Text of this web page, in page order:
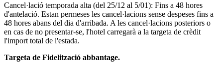
Cancel·lació temporada alta (del 25/12 al 5/01): Fins a 48 hores
d'antelació. Estan permeses les cancel·lacions sense despeses fins a
48 hores abans del dia d'arribada. A les cancel·lacions posteriors o
en cas de no presentar-se, l'hotel carregarà a la targeta de crèdit
l'import total de l'estada.
Targeta de Fidelització abbantage.